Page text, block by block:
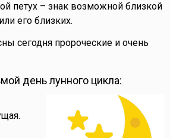
петух – знак возможной близкой
его близких.
сегодня пророческие и очень
день лунного цикла: